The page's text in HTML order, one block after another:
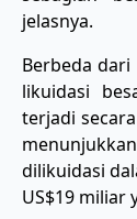
jelasnya.
Berbeda
likuidasi
terjadi
dilikuidasi
US$19 miliar